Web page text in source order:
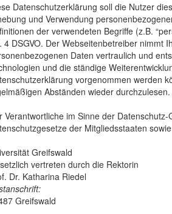
Datenschutzerklärung soll die Nutzer
und Verwendung
der verwendeten Begriffe (z.B.
4 DSGVO. Der Webseitenbetreiber nimmt
Daten vertraulich und
und die ständige
vorgenommen werden
Abständen wieder durchzulesen.
Verantwortliche im Sinne der
der Mitgliedsstaaten
Greifswald
vertreten durch die Rektorin
Dr. Katharina Riedel
Greifswald